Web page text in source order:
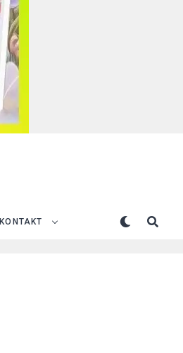
KONTAKT